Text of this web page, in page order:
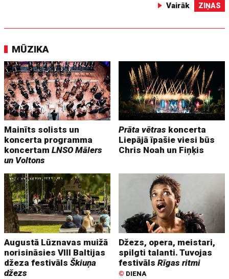
Vairāk ZIŅAS
MŪZIKA
Mainīts solists un
koncerta programma
koncertamLNSO Mālers
un Voltons
Prāta vētras koncerta
Liepājā īpašie viesi būs
Chris Noah un Fiņķis
Augustā Lūznavas muižā
norisināsies VIII Baltijas
džeza festivālsŠkiuņa
džezs
Džezs, opera, meistari,
spilgti talanti. Tuvojas
festivālsRīgas ritmi
© DIENA